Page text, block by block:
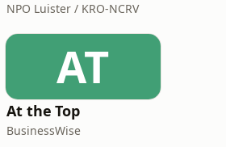
NPO Luister / KRO-NCRV
AT
At the Top
BusinessWise